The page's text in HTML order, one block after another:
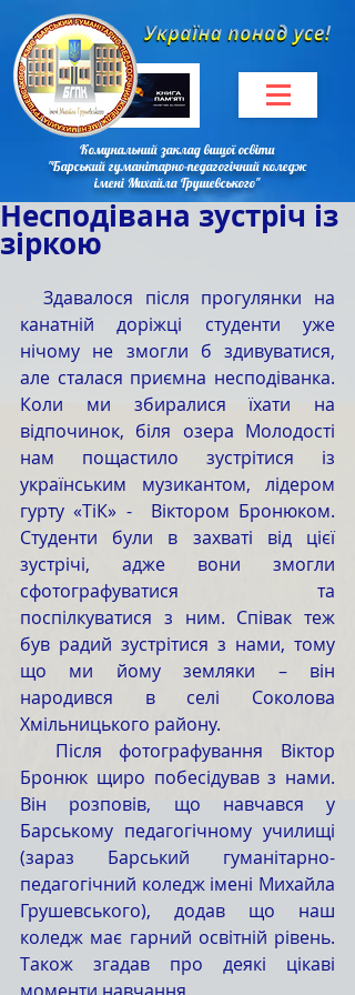
Комунальний заклад вищої освіти
"Барський гуманітарно-педагогічний коледж
імені Михайла Грушевського"
Несподівана зустріч із
зіркою
  Здавалося після прогулянки на
канатній доріжці студенти уже
нічому не змогли б здивуватися,
але сталася приємна несподіванка.
Коли ми збиралися їхати на
відпочинок, біля озера Молодості
нам пощастило зустрітися із
українським музикантом, лідером
гурту «ТіК» -  Віктором Бронюком.
Студенти були в захваті від цієї
зустрічі, адже вони змогли
сфотографуватися та
поспілкуватися з ним. Співак теж
був радий зустрітися з нами, тому
що ми йому земляки – він
народився в селі Соколова
Хмільницького району.
Бронюк щиро побесідував з нами.
Він розповів, що навчався у
Барському педагогічному училищі
(зараз Барський гуманітарно-
педагогічний коледж імені Михайла
Грушевського), додав що наш
коледж має гарний освітній рівень.
Також згадав про деякі цікаві